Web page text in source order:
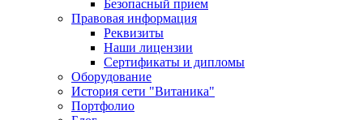
Безопасный прием
Правовая информация
Реквизиты
Наши лицензии
Сертификаты и дипломы
Оборудование
История сети "Витаника"
Портфолио